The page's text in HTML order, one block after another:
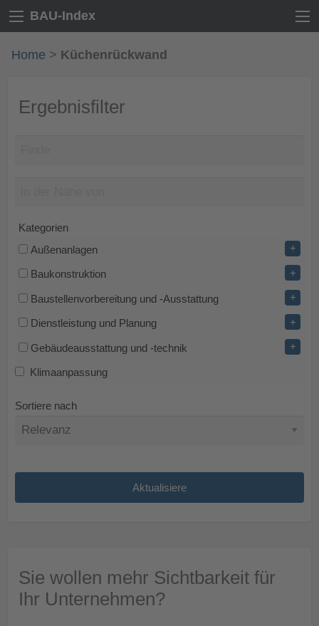
BAU-Index
Home > Küchenrückwand
Ergebnisfilter
Kategorien
Außenanlagen
+
Baukonstruktion +
Baustellenvorbereitung und -Ausstattung +
Dienstleistung und Planung +
Gebäudeausstattung und -technik +
Klimaanpassung
Sortiere nach
Sie wollen mehr Sichtbarkeit für
Ihr Unternehmen?